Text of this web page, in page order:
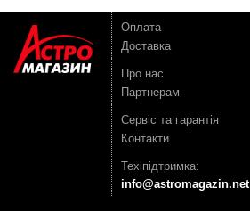
Оплата
Доставка
Про нас
Партнерам
Сервіс та гарантія
Контакти
Техіпідтримка:
info@astromagazin.net